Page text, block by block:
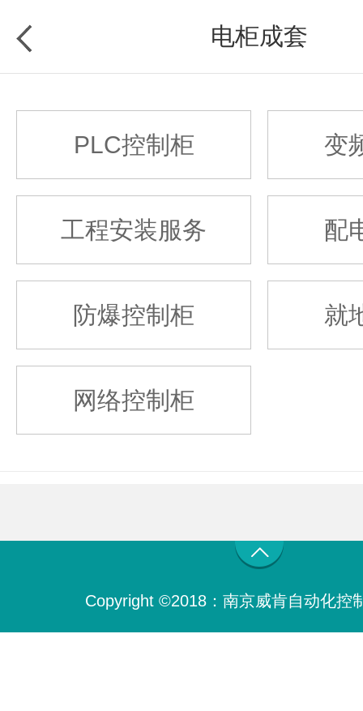
电柜成套
PLC控制柜 变
工程安装服务 配
防爆控制柜 就
网络控制柜
Copyright ©2018：南京威肯自动化控